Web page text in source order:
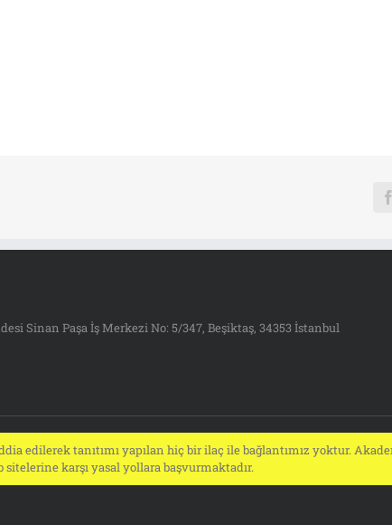
Sinan Paşa İş Merkezi No: 5/347, Beşiktaş, 34353 İstanbul
edilerek tanıtımı yapılan hiç bir ilaç ile bağlantımız yoktur.
karşı yasal yollara başvurmaktadır.